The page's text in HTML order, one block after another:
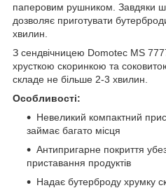
паперовим рушником. Завдяки
дозволяє приготувати
хвилин.
З сендвічницею Domotec MS
хрусткою скоринкою та
складе не більше 2-3 хвилин.
Особливості:
Невеликий компактний
займає багато місця
Антипригарне покриття
приставання продуктів
Надає бутерброду хрумку